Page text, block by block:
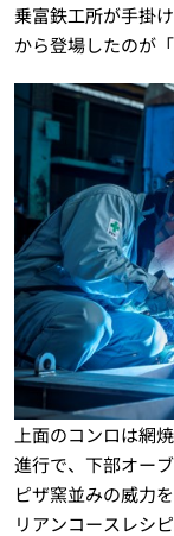
乗富鉄工所が手掛
から登場したのが
上面のコンロは網
進行で、下部オー
ピザ窯並みの威力
リアンコースレシ